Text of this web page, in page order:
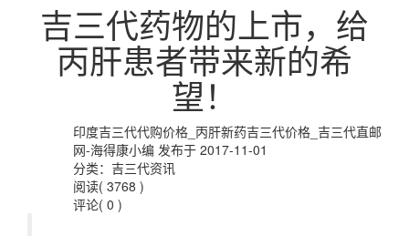
吉三代药物的上市，给
丙肝患者带来新的希
望！
印度吉三代代购价格_丙肝新药吉三代价格_吉三代直邮
网-海得康小编 发布于 2017-11-01
分类：吉三代资讯
阅读( 3768 )
评论( 0 )